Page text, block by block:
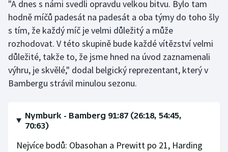
"A dnes s námi svedli opravdu velkou bitvu. Bylo tam
hodně míčů padesát na padesát a oba týmy do toho šly
s tím, že každý míč je velmi důležitý a může
rozhodovat. V této skupině bude každé vítězství velmi
důležité, takže to, že jsme hned na úvod zaznamenali
výhru, je skvělé," dodal belgický reprezentant, který v
Bambergu strávil minulou sezonu.
Nymburk - Bamberg 91:87 (26:18, 54:45,
70:63)
Nejvíce bodů: Obasohan a Prewitt po 21, Harding